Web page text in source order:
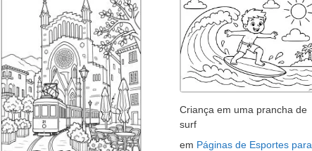
Criança em uma prancha de
surf
em Páginas de Esportes para